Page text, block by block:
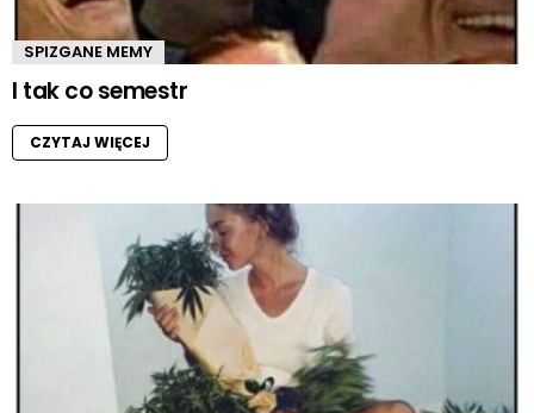
SPIZGANE MEMY
I tak co semestr
CZYTAJ WIĘCEJ